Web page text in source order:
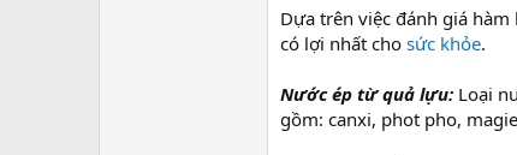
Dựa trên việc đánh giá
có lợi nhất cho sức khỏe.
Nước ép từ quả lựu: Loại
gồm: canxi, phot pho,